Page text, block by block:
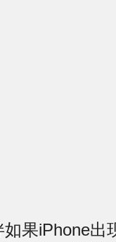
果iPhone出